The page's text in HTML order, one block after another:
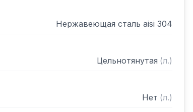
Нержавеющая сталь aisi 304
Цельнотянутая (л.)
Нет (л.)